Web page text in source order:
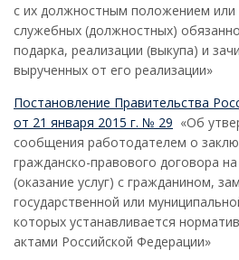
с их должностным положением или
служебных (должностных)
подарка, реализации (выкупа) и
вырученных от его реализации»
Постановление Правительства
от 21 января 2015 г. № 29 «Об
сообщения работодателем о
гражданско-правового договора
(оказание услуг) с гражданином,
государственной или
которых устанавливается
актами Российской Федерации»